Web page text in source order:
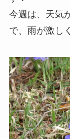
今週は、天気
で、雨が激し